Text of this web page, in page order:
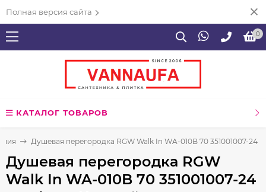
Полная версия сайта
0
КАТАЛОГ ТОВАРОВ
Душевая перегородка RGW Walk In WA-010B 70 351001007-24
Душевая перегородка RGW
Walk In WA-010B 70 351001007-24